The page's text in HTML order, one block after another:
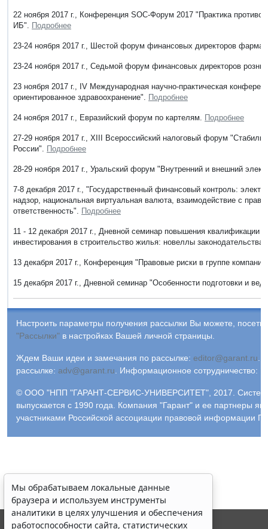
22 ноября 2017 г., Конференция SOC-Форум 2017 "Практика
ИБ". Подробнее
23-24 ноября 2017 г., Шестой форум финансовых директоров
23-24 ноября 2017 г., Седьмой форум финансовых директоров
23 ноября 2017 г., IV Международная научно-практическая
ориентированное здравоохранение". Подробнее
24 ноября 2017 г., Евразийский форум по картелям. Подробнее
27-29 ноября 2017 г., XIII Всероссийский налоговый форум
России". Подробнее
28-29 ноября 2017 г., Уральский форум "Внутренний и внешний
7-8 декабря 2017 г., "Государственный финансовый контроль:
надзор, национальная виртуальная валюта, взаимодействие с
ответственность". Подробнее
11 - 12 декабря 2017 г., Дневной семинар повышения квалификации
инвестирования в строительство жилья: новеллы
13 декабря 2017 г., Конференция "Правовые риски в группе
15 декабря 2017 г., Дневной семинар "Особенности подготовки и
Настроить параметры получения рассылки Вы можете,
"Рассылки" в настройках Вашей личной страницы.
Ждем Ваши идеи и замечания по рассылке: editor@garant.ru
рассылке: adv@garant.ru Информационное сотрудничество:
© ООО "НПП "ГАРАНТ-СЕРВИС-УНИВЕРСИТЕТ", 2017.
выпускается с 1990 года. Компания "Гарант" и ее партнеры
участниками Российской ассоциации правовой информации
Мы обрабатываем локальные данные
браузера и используем инструменты
аналитики в целях улучшения и обеспечения
работоспособности сайта, статистических